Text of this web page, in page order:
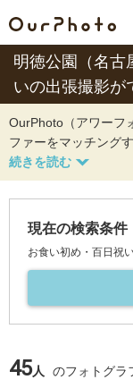
明徳公園（名古
いの出張撮影が
OurPhoto（アワーフ
ファーをマッチング
現在の検索条件
お食い初め・百日祝
45人 のフォトグラ